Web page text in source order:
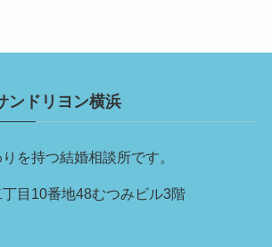
ンドリヨン横浜
を持つ結婚相談所です。
目10番地48むつみビル3階